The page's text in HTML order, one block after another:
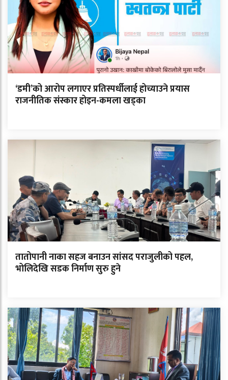
‘डमी’को आरोप लगाएर प्रतिस्पर्धीलाई होच्याउने प्रयास
राजनीतिक संस्कार होइन-कमला खड्का
तातोपानी नाका सहज बनाउन सांसद पराजुलीको पहल,
भोलिदेखि सडक निर्माण सुरु हुने